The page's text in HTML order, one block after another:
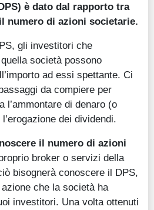
è dato dal rapporto tra
di azioni societarie.
gli investitori che
società possono
ad essi spettante. Ci
da compiere per
l’ammontare di denaro (o
dei dividendi.
il numero di azioni
broker o servizi della
bisognerà conoscere il DPS,
che la società ha
investitori. Una volta ottenuti